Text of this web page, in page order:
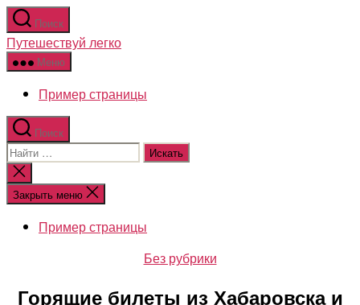
Перейти
к
содержимому
Поиск
Путешествуй легко
Меню
Пример страницы
Поиск
Поиск:
Закрыть
поиск
Закрыть меню
Пример страницы
Рубрики
Без рубрики
Горящие билеты из Хабаровска и